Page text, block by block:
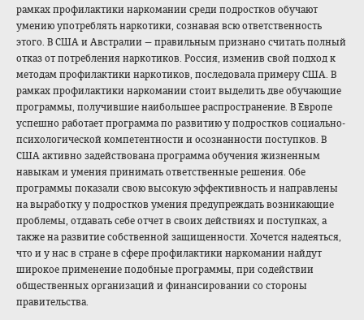
рамках профилактики наркомании среди подростков обучают
умению употреблять наркотики, сознавая всю ответственность
этого. В США и Австралии — правильным признано считать полный
отказ от потребления наркотиков. Россия, изменив свой подход к
методам профилактики наркотиков, последовала примеру США. В
рамках профилактики наркомании стоит выделить две обучающие
программы, получившие наибольшее распространение. В Европе
успешно работает программа по развитию у подростков социально-
психологической компетентности и осознанности поступков. В
США активно задействована программа обучения жизненным
навыкам и умения принимать ответственные решения. Обе
программы показали свою высокую эффективность и направлены
на выработку у подростков умения предупреждать возникающие
проблемы, отдавать себе отчет в своих действиях и поступках, а
также на развитие собственной защищенности. Хочется надеяться,
что и у нас в стране в сфере профилактики наркомании найдут
широкое применение подобные программы, при содействии
общественных организаций и финансировании со стороны
правительства.